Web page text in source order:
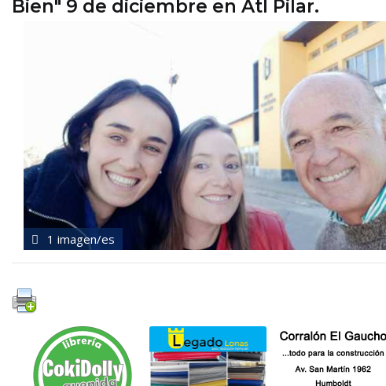
Bien" 9 de diciembre en Atl Pilar.
1 imagen/es